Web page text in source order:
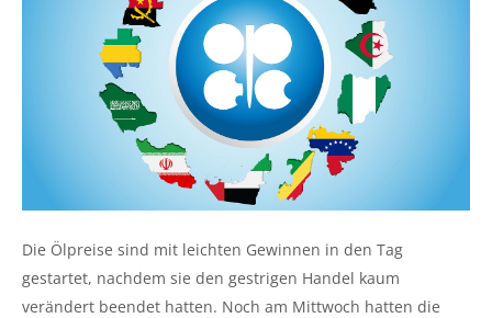
Die Ölpreise sind mit leichten Gewinnen in den Tag
gestartet, nachdem sie den gestrigen Handel kaum
verändert beendet hatten. Noch am Mittwoch hatten die